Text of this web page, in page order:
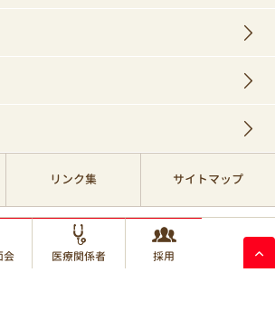
リンク集 サイトマップ
Okinawa Red Cross Hospital.
会 医療関係者 採用